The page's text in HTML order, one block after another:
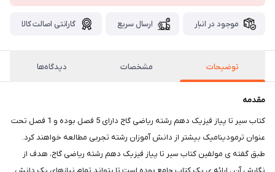
موجود در انبار ارسال سریع گارانتی اصالت کالا
توضیحات مشخصات دیدگاه‌ها
مقدمه
کتاب سیر تا پیاز فیزیک دهم رشته ریاضی گاج دارای 5 فصل بوده و 1 فصل تحت
عنوان ترمودینامیک بیشتر از دانش آموزان رشته تجربی مطالعه خواهند کرد.
طبق گفته ی مولفین کتاب سیر تا پیاز فیزیک دهم رشته ریاضی گاج، هدف از